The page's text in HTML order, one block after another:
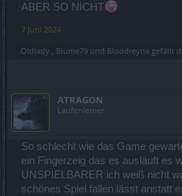
ABER SO NICHT
7 Juni 2024
.Oldlady., Blume79 und Bloodreyna gefällt
ATRAGON
Laufenlerner
So schlecht wie das Game
ein Fingerzeig das es ausläuft es
UNSPIELBARER ich weiß nicht
schönes Spiel fallen lässt anstatt